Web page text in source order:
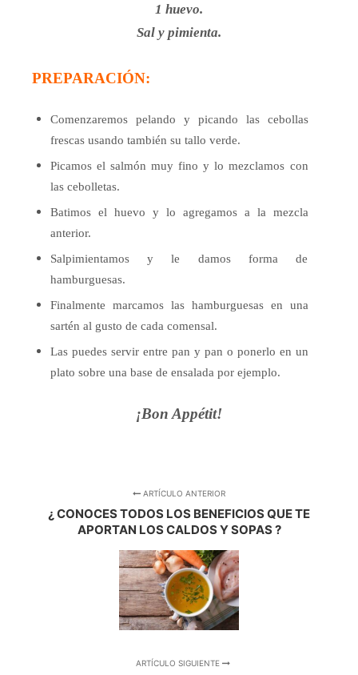
1 huevo.
Sal y pimienta.
PREPARACIÓN:
Comenzaremos pelando y picando las cebollas
frescas usando también su tallo verde.
Picamos el salmón muy fino y lo mezclamos con
las cebolletas.
Batimos el huevo y lo agregamos a la mezcla
anterior.
Salpimientamos y le damos forma de
hamburguesas.
Finalmente marcamos las hamburguesas en una
sartén al gusto de cada comensal.
Las puedes servir entre pan y pan o ponerlo en un
plato sobre una base de ensalada por ejemplo.
¡Bon Appétit!
ARTÍCULO ANTERIOR
¿ CONOCES TODOS LOS BENEFICIOS QUE TE
APORTAN LOS CALDOS Y SOPAS ?
ARTÍCULO SIGUIENTE